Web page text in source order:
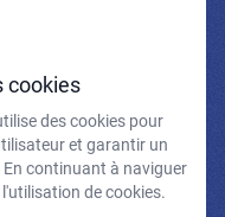
avoir pris connaissance de
et mentions légales.
cookies
des cookies pour
et garantir un
continuant à naviguer
de cookies.